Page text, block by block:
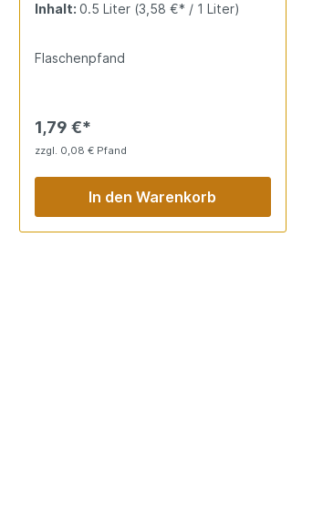
mit vollmundigem, fruchtig-würzigem
Genießer.
Inhalt: 0.5 Liter (3,58 €* / 1 Liter)
Flaschenpfand
1,79 €*
zzgl. 0,08 € Pfand
In den Warenkorb